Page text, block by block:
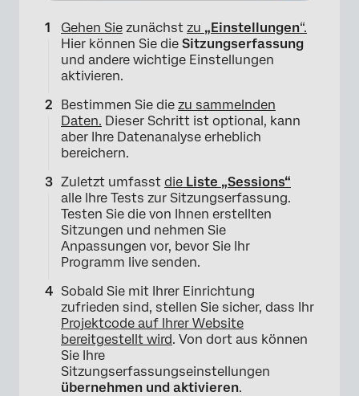
×
Gehen Sie zunächst zu „Einstellungen“.
Hier können Sie die Sitzungserfassung
und andere wichtige Einstellungen
aktivieren.
Bestimmen Sie die zu sammelnden
Daten. Dieser Schritt ist optional, kann
aber Ihre Datenanalyse erheblich
bereichern.
Zuletzt umfasst die Liste „Sessions“
alle Ihre Tests zur Sitzungserfassung.
Testen Sie die von Ihnen erstellten
Sitzungen und nehmen Sie
Anpassungen vor, bevor Sie Ihr
Programm live senden.
Sobald Sie mit Ihrer Einrichtung
zufrieden sind, stellen Sie sicher, dass Ihr
Projektcode auf Ihrer Website
bereitgestellt wird. Von dort aus können
Sie Ihre
Sitzungserfassungseinstellungen
übernehmen und aktivieren.